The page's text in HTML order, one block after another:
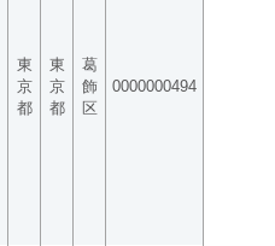
東
京
都
東
京
都
葛
飾
区
0000000494